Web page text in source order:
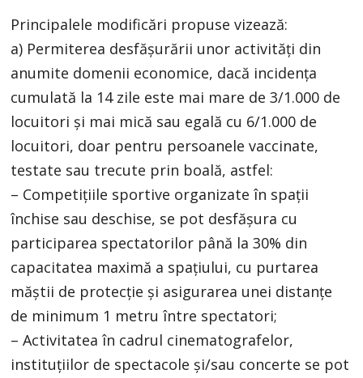
Principalele modificări propuse vizează:
a) Permiterea desfășurării unor activități din
anumite domenii economice, dacă incidența
cumulată la 14 zile este mai mare de 3/1.000 de
locuitori și mai mică sau egală cu 6/1.000 de
locuitori, doar pentru persoanele vaccinate,
testate sau trecute prin boală, astfel:
– Competițiile sportive organizate în spații
închise sau deschise, se pot desfășura cu
participarea spectatorilor până la 30% din
capacitatea maximă a spațiului, cu purtarea
măștii de protecție și asigurarea unei distanțe
de minimum 1 metru între spectatori;
– Activitatea în cadrul cinematografelor,
instituțiilor de spectacole și/sau concerte se pot